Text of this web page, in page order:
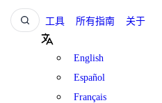
工具 所有指南 关于
English
Español
Français